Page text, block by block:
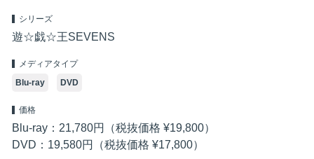
シリーズ
遊☆戯☆王SEVENS
メディアタイプ
Blu-ray
DVD
価格
Blu-ray：21,780円（税抜価格 ¥19,800）
DVD：19,580円（税抜価格 ¥17,800）